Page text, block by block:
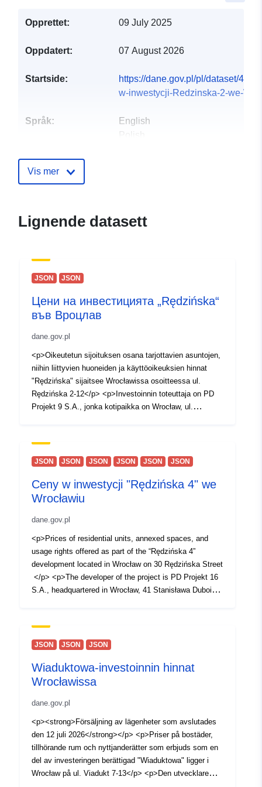
Opprettet: 09 July 2025
Oppdatert: 07 August 2026
Startside:
https://dane.gov.pl/pl/dataset/
w-inwestycji-Redzinska-2-we-
Språk:
English
Polish
Utgiver:
Kontaktpunkter:
KPRM
Katalogopptak:
July 2025
Identifikatorer:
https://dane.gov.pl/pl/dataset/
w-inwestycji-Redzinska-2-we-
isitet:
Versjonsinfo:
Vis mer
Lignende datasett
JSON JSON
Цени на инвестицията „Rędzińska“
във Вроцлав
dane.gov.pl
<p>Oikeutetun sijoituksen osana tarjottavien asuntojen,
niihin liittyvien huoneiden ja käyttöoikeuksien hinnat
"Rędzińska" sijaitsee Wrocławissa osoitteessa ul.
Rędzińska 2-12</p> <p>Investoinnin toteuttaja on PD
Projekt 9 S.A., jonka kotipaikka on Wrocław, ul.
<p>Myyntitoimisto: Wrocław, säv. Stanisława Dubois
41, 3. kerros, puh. 71 372 50 00</p>
JSON JSON JSON JSON JSON JSON
Ceny w inwestycji "Rędzińska 4" we
Wrocławiu
dane.gov.pl
<p>Prices of residential units, annexed spaces, and
usage rights offered as part of the “Rędzińska 4”
development located in Wrocław on 30 Rędzińska Street
</p> <p>The developer of the project is PD Projekt 16
S.A., headquartered in Wrocław, 41 Stanisława Dubois
Stanisława Dubois Street, 3rd floor, phone: +48 71 372
50 00</p>
JSON JSON JSON
Wiaduktowa-investoinnin hinnat
Wrocławissa
dane.gov.pl
<p><strong>Försäljning av lägenheter som avslutades
den 12 juli 2026</strong></p> <p>Priser på bostäder,
tillhörande rum och nyttjanderätter som erbjuds som en
del av investeringen berättigad "Wiaduktowa" ligger i
Wrocław på ul. Viadukt 7-13</p> <p>Den utvecklare